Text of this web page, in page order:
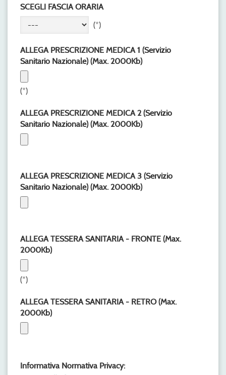
SCEGLI FASCIA ORARIA
(*)
ALLEGA PRESCRIZIONE MEDICA 1 (Servizio
Sanitario Nazionale) (Max. 2000Kb)
(*)
ALLEGA PRESCRIZIONE MEDICA 2 (Servizio
Sanitario Nazionale) (Max. 2000Kb)
ALLEGA PRESCRIZIONE MEDICA 3 (Servizio
Sanitario Nazionale) (Max. 2000Kb)
ALLEGA TESSERA SANITARIA - FRONTE (Max.
2000Kb)
(*)
ALLEGA TESSERA SANITARIA - RETRO (Max.
2000Kb)
Informativa Normativa Privacy: